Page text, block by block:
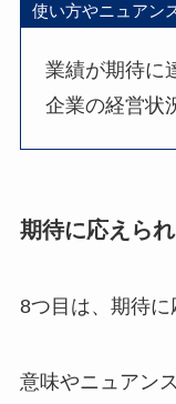
使い方やニュアン
業績が期待に
企業の経営状
期待に応えら
8つ目は、期待に
意味やニュアン